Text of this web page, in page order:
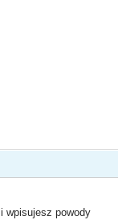
wpisujesz powody